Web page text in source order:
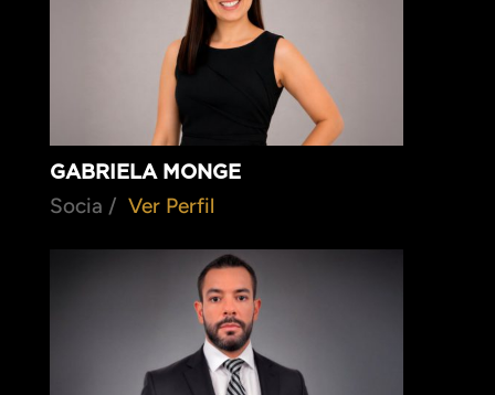
GABRIELA MONGE
Socia / Ver Perfil